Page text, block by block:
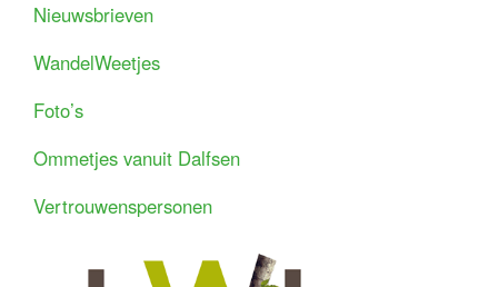
Nieuwsbrieven
WandelWeetjes
Foto’s
Ommetjes vanuit Dalfsen
Vertrouwenspersonen